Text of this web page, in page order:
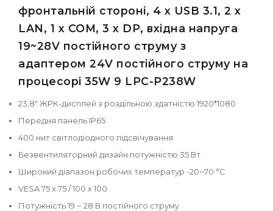
фронтальній стороні, 4 x USB 3.1, 2 x
LAN, 1 x COM, 3 x DP, вхідна напруга
19~28V постійного струму з
адаптером 24V постійного струму на
процесорі 35W 9 LPC-P238W
23,8" ЖРК-дисплей з роздільною здатністю 1920*1080
Передня панель IP65
400 нит світлодіодного підсвічування
Безвентиляторний дизайн потужністю 35 Вт
Широкий діапазон робочих температур -20~70 °C
VESA 75 х 75 / 100 х 100
Потужність 19 ~ 28 В постійного струму